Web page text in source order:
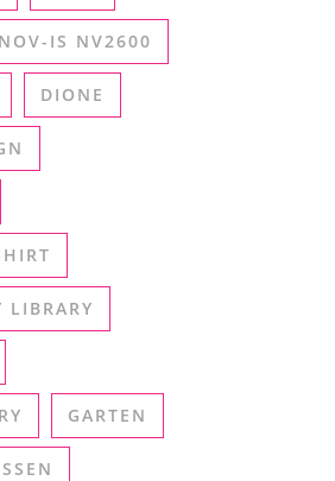
IS NV2600
DIONE
LIBRARY
GARTEN